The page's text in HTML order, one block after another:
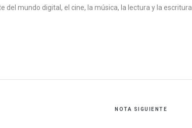
mundo digital, el cine, la música, la lectura y la escritura.
NOTA SIGUIENTE